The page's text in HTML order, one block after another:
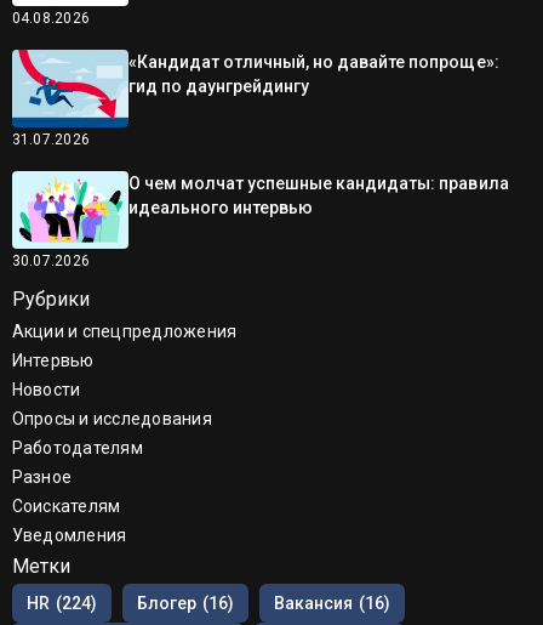
04.08.2026
31.07.2026
«Кандидат отличный, но давайте попроще»:
гид по даунгрейдингу
30.07.2026
О чем молчат успешные кандидаты: правила
идеального интервью
Рубрики
Акции и спецпредложения
Интервью
Новости
Опросы и исследования
Работодателям
Разное
Соискателям
Уведомления
Метки
HR (224) Блогер (16) Вакансия (16)